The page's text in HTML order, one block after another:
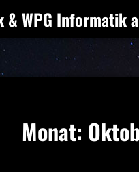
WPG Informatik
Monat: